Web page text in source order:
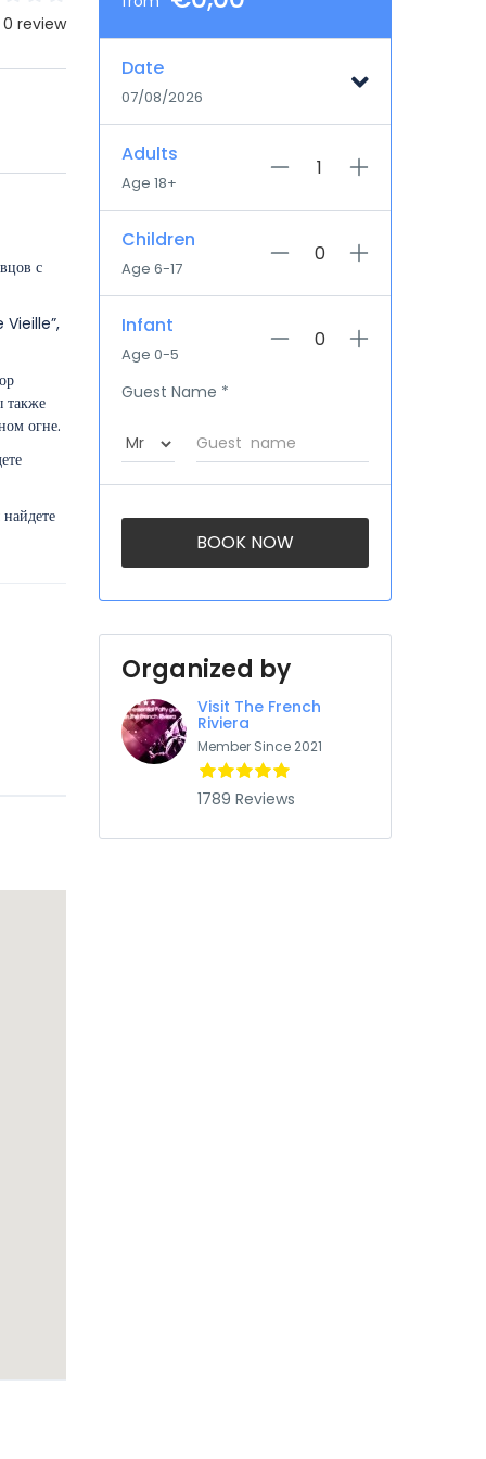
review
с
Vieille”,
также
огне.
Date
07/08/2026
Adults
Age 18+
Children
Age 6-17
Infant
Age 0-5
Guest Name *
BOOK NOW
Organized by
Visit The French
Riviera
Member Since 2021
1789 Reviews